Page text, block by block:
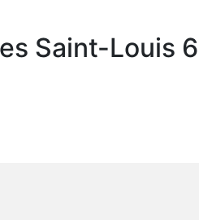
Saint-Louis